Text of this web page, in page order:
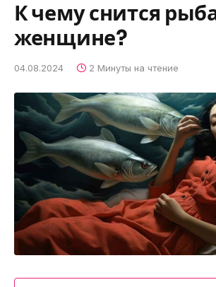
К чему снится
женщине?
04.08.2024 2 Минуты на чтение